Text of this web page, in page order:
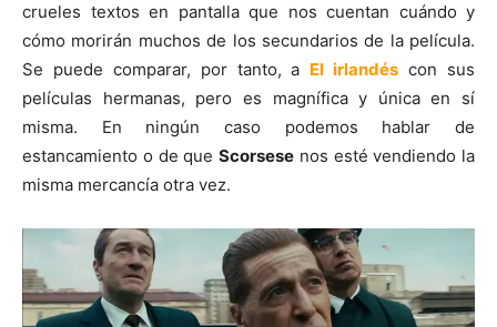
crueles textos en pantalla que nos cuentan cuándo y
cómo morirán muchos de los secundarios de la película.
Se puede comparar, por tanto, a El irlandés con sus
películas hermanas, pero es magnífica y única en sí
misma. En ningún caso podemos hablar de
estancamiento o de que Scorsese nos esté vendiendo la
misma mercancía otra vez.